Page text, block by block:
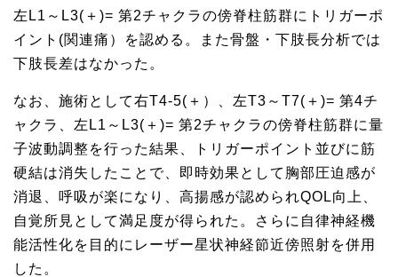
左L1～L3(＋)= 第2チャクラの傍脊柱筋群にトリガーポ
イント(関連痛）を認める。また骨盤・下肢長分析では
下肢長差はなかった。
なお、施術として右T4-5(＋）、左T3～T7(＋)= 第4チ
ャクラ、左L1～L3(＋)= 第2チャクラの傍脊柱筋群に量
子波動調整を行った結果、トリガーポイント並びに筋
硬結は消失したことで、即時効果として胸部圧迫感が
消退、呼吸が楽になり、高揚感が認められQOL向上、
自覚所見として満足度が得られた。さらに自律神経機
能活性化を目的にレーザー星状神経節近傍照射を併用
した。